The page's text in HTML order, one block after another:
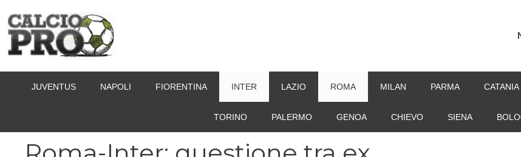
contenuto
JUVENTUS NAPOLI FIORENTINA INTER LAZIO ROMA MILAN PARMA CATANIA
TORINO PALERMO GENOA CHIEVO SIENA